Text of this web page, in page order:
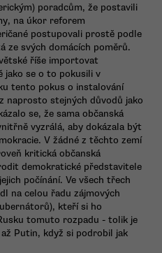
poradcům, že postavili
na úkor reforem
postupovali prostě podle
ze svých domácích poměrů.
říše importovat
se o to pokusili v
tento pokus o instalování
naprosto stejných důvodů jako
se, že sama občanská
vyzrálá, aby dokázala být
V žádné z těchto zemí
kritická občanská
demokratické představitele
počínání. Ve všech třech
na celou řadu zájmových
kteří si ho
tomuto rozpadu - tolik je
Putin, když si podrobil jak